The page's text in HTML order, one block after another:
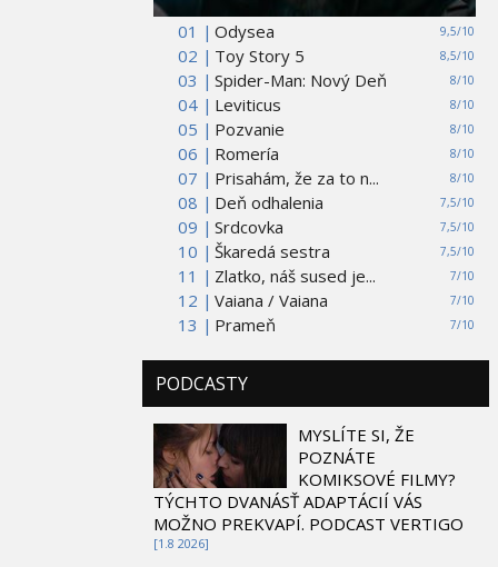
01 | 9,5/10
Odysea
02 |
8,5/10
Toy Story 5
03 |
8/10
Spider-Man: Nový Deň
04 |
8/10
Leviticus
05 |
8/10
Pozvanie
06 |
8/10
Romería
07 |
8/10
Prisahám, že za to n...
08 |
7,5/10
Deň odhalenia
09 |
7,5/10
Srdcovka
10 |
7,5/10
Škaredá sestra
11 |
7/10
Zlatko, náš sused je...
12 |
7/10
Vaiana / Vaiana
13 |
7/10
Prameň
PODCASTY
MYSLÍTE SI, ŽE
POZNÁTE
KOMIKSOVÉ FILMY?
TÝCHTO DVANÁSŤ ADAPTÁCIÍ VÁS
MOŽNO PREKVAPÍ. PODCAST VERTIGO
[1.8 2026]